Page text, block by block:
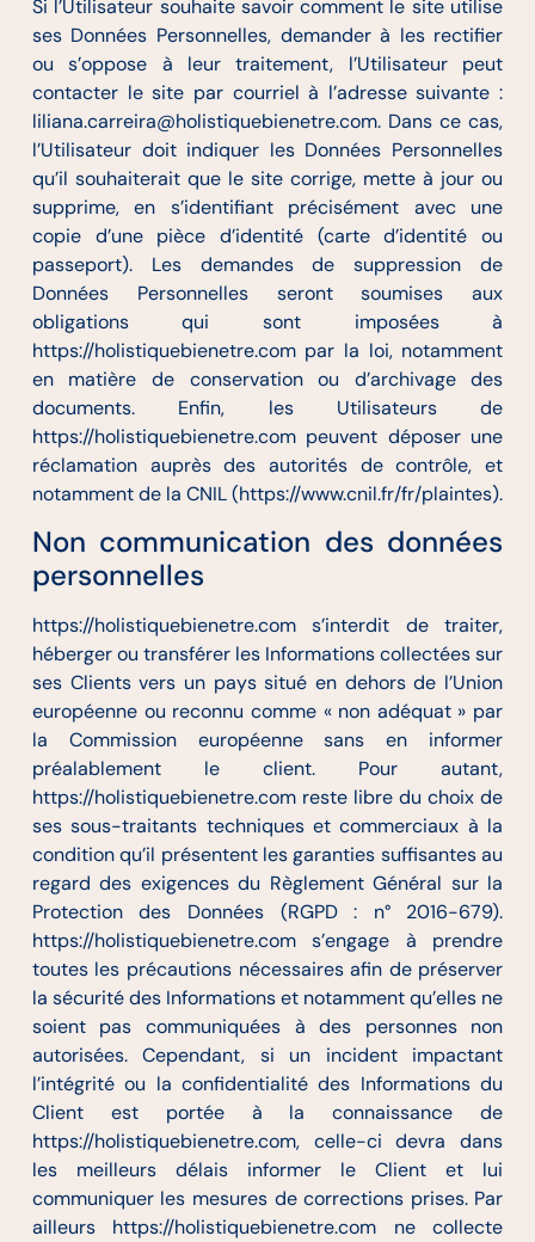
Si l’Utilisateur souhaite savoir comment le site utilise
ses Données Personnelles, demander à les rectifier
ou s’oppose à leur traitement, l’Utilisateur peut
contacter le site par courriel à l’adresse suivante :
liliana.carreira@holistiquebienetre.com. Dans ce cas,
l’Utilisateur doit indiquer les Données Personnelles
qu’il souhaiterait que le site corrige, mette à jour ou
supprime, en s’identifiant précisément avec une
copie d’une pièce d’identité (carte d’identité ou
passeport). Les demandes de suppression de
Données Personnelles seront soumises aux
obligations qui sont imposées à
https://holistiquebienetre.com par la loi, notamment
en matière de conservation ou d’archivage des
documents. Enfin, les Utilisateurs de
https://holistiquebienetre.com peuvent déposer une
réclamation auprès des autorités de contrôle, et
notamment de la CNIL (https://www.cnil.fr/fr/plaintes).
Non communication des données
personnelles
https://holistiquebienetre.com s’interdit de traiter,
héberger ou transférer les Informations collectées sur
ses Clients vers un pays situé en dehors de l’Union
européenne ou reconnu comme « non adéquat » par
la Commission européenne sans en informer
préalablement le client. Pour autant,
https://holistiquebienetre.com reste libre du choix de
ses sous-traitants techniques et commerciaux à la
condition qu’il présentent les garanties suffisantes au
regard des exigences du Règlement Général sur la
Protection des Données (RGPD : n° 2016-679).
https://holistiquebienetre.com s’engage à prendre
toutes les précautions nécessaires afin de préserver
la sécurité des Informations et notamment qu’elles ne
soient pas communiquées à des personnes non
autorisées. Cependant, si un incident impactant
l’intégrité ou la confidentialité des Informations du
Client est portée à la connaissance de
https://holistiquebienetre.com, celle-ci devra dans
les meilleurs délais informer le Client et lui
communiquer les mesures de corrections prises. Par
ailleurs https://holistiquebienetre.com ne collecte